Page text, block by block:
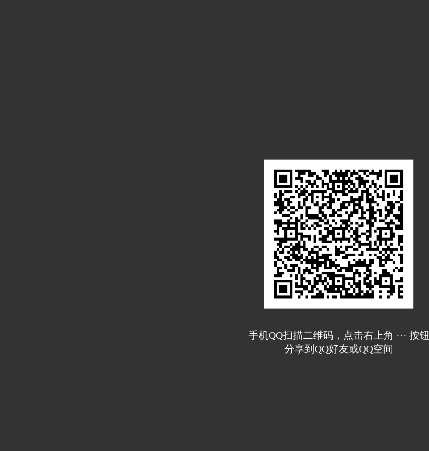
手机QQ扫描二维码，点击右上角 ··· 按钮
分享到QQ好友或QQ空间